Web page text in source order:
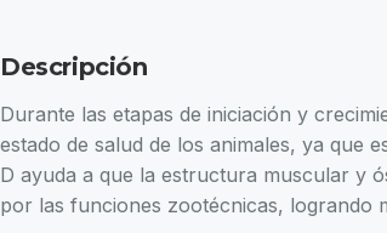
Descripción
Durante las etapas de iniciación y
estado de salud de los animales, ya que
D ayuda a que la estructura muscular y
por las funciones zootécnicas, logrando